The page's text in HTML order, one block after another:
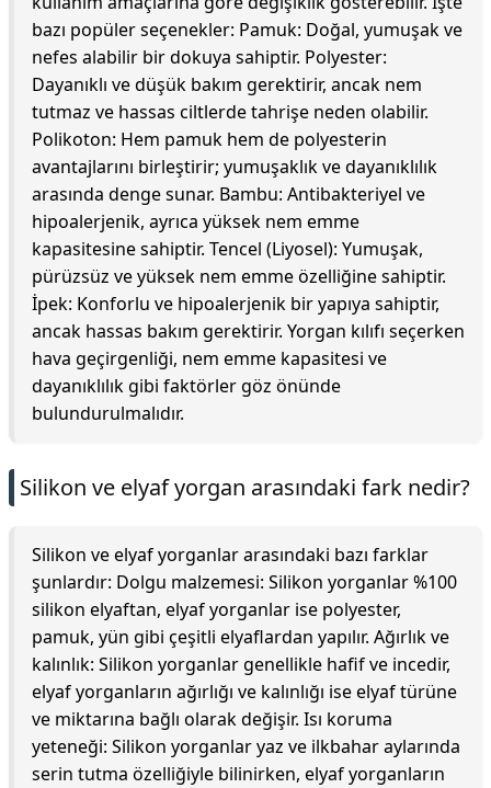
bazı popüler seçenekler: Pamuk: Doğal, yumuşak ve
nefes alabilir bir dokuya sahiptir. Polyester:
Dayanıklı ve düşük bakım gerektirir, ancak nem
tutmaz ve hassas ciltlerde tahrişe neden olabilir.
Polikoton: Hem pamuk hem de polyesterin
avantajlarını birleştirir; yumuşaklık ve dayanıklılık
arasında denge sunar. Bambu: Antibakteriyel ve
hipoalerjenik, ayrıca yüksek nem emme
kapasitesine sahiptir. Tencel (Liyosel): Yumuşak,
pürüzsüz ve yüksek nem emme özelliğine sahiptir.
İpek: Konforlu ve hipoalerjenik bir yapıya sahiptir,
ancak hassas bakım gerektirir. Yorgan kılıfı seçerken
hava geçirgenliği, nem emme kapasitesi ve
dayanıklılık gibi faktörler göz önünde
bulundurulmalıdır.
Silikon ve elyaf yorgan arasındaki fark nedir?
Silikon ve elyaf yorganlar arasındaki bazı farklar
şunlardır: Dolgu malzemesi: Silikon yorganlar %100
silikon elyaftan, elyaf yorganlar ise polyester,
pamuk, yün gibi çeşitli elyaflardan yapılır. Ağırlık ve
kalınlık: Silikon yorganlar genellikle hafif ve incedir,
elyaf yorganların ağırlığı ve kalınlığı ise elyaf türüne
ve miktarına bağlı olarak değişir. Isı koruma
yeteneği: Silikon yorganlar yaz ve ilkbahar aylarında
serin tutma özelliğiyle bilinirken, elyaf yorganların